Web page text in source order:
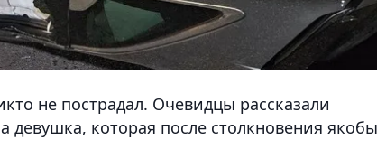
не пострадал. Очевидцы рассказали
девушка, которая после столкновения якобы